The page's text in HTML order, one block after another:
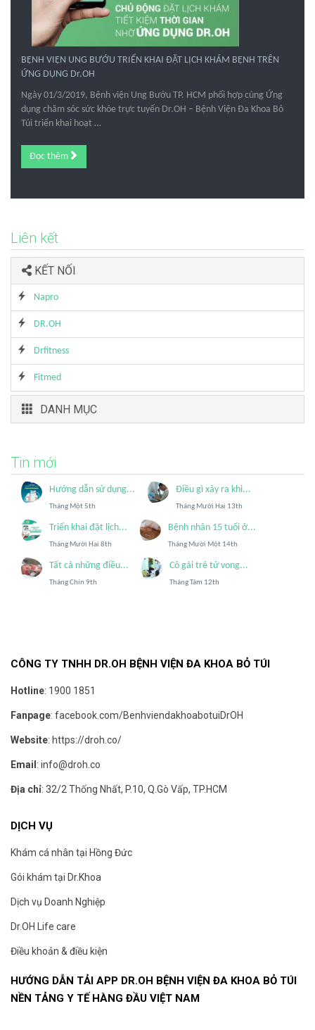
BỆNH VIỆN UNG BƯỚU TRIỂN KHAI ĐẶT LỊCH KHÁM BỆNH TRÊN
ỨNG DỤNG Dr.OH
Ngày 01/3/2019, Bệnh viện Ung Bướu TP. HCM phối hợp cùng Ứng
dụng chăm sóc sức khỏe trực tuyến Dr.OH – Bệnh Viện Đa Khoa Bỏ
Túi triển khai hoạt …
Đọc thêm
Liên kết
KẾT NỐI
Napro
DR.OH
Drfitness
Fitmed
DANH MỤC
Tin mới
Hướng dẫn sử dụng...
Tháng Một 5th
Điều gì xảy ra khi...
Tháng Mười Hai 13th
Triển khai đặt lịch...
Tháng Mười Hai 8th
Bệnh nhân 15 tuổi ở...
Tháng Mười Một 14th
Tất cả những điều...
Tháng Chín 9th
Cô gái trẻ tử vong...
Tháng Tám 12th
CÔNG TY TNHH DR.OH BỆNH VIỆN ĐA KHOA BỎ TÚI
Hotline: 1900 1851
Fanpage: facebook.com/BenhviendakhoabotuiDrOH
Website: https://droh.co/
Email : info@droh.co
Địa chỉ: 32/2 Thống Nhất, P.10, Q.Gò Vấp, TP.HCM
DỊCH VỤ
Khám cá nhân tại Hồng Đức
Gói khám tại Dr.Khoa
Dịch vụ Doanh Nghiệp
Dr.OH Life care
Điều khoản & điều kiện
HƯỚNG DẪN TẢI APP DR.OH BỆNH VIỆN ĐA KHOA BỎ TÚI
NỀN TẢNG Y TẾ HÀNG ĐẦU VIỆT NAM